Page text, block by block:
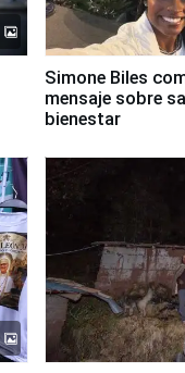
Simone Biles
mensaje sobre
bienestar